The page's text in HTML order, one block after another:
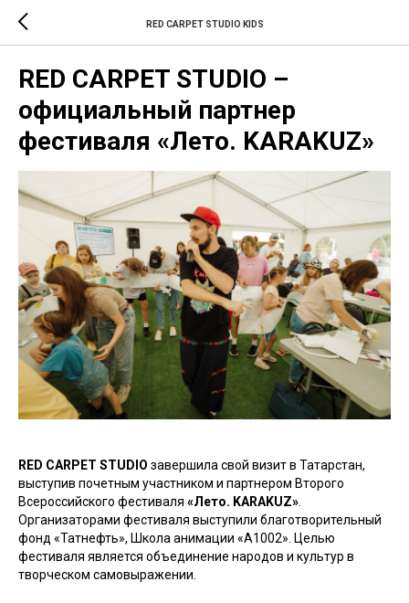
RED CARPET STUDIO KIDS
RED CARPET STUDIO –
официальный партнер
фестиваля «Лето. KARAKUZ»
RED CARPET STUDIO завершила свой визит в Татарстан,
выступив почетным участником и партнером Второго
Всероссийского фестиваля «Лето. KARAKUZ»
Организаторами фестиваля выступили благотворительный
фонд «Татнефть», Школа анимации «А1002». Целью
фестиваля является объединение народов и культур в
творческом самовыражении.